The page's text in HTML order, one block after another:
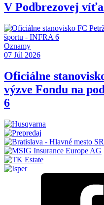
V Podbrezovej
Oznamy
07 Júl 2026
Oficiálne
výzve Fondu na
6